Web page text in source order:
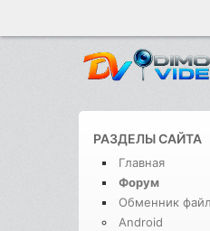
РАЗДЕЛЫ САЙТА
Главная
Форум
Обменник
Android